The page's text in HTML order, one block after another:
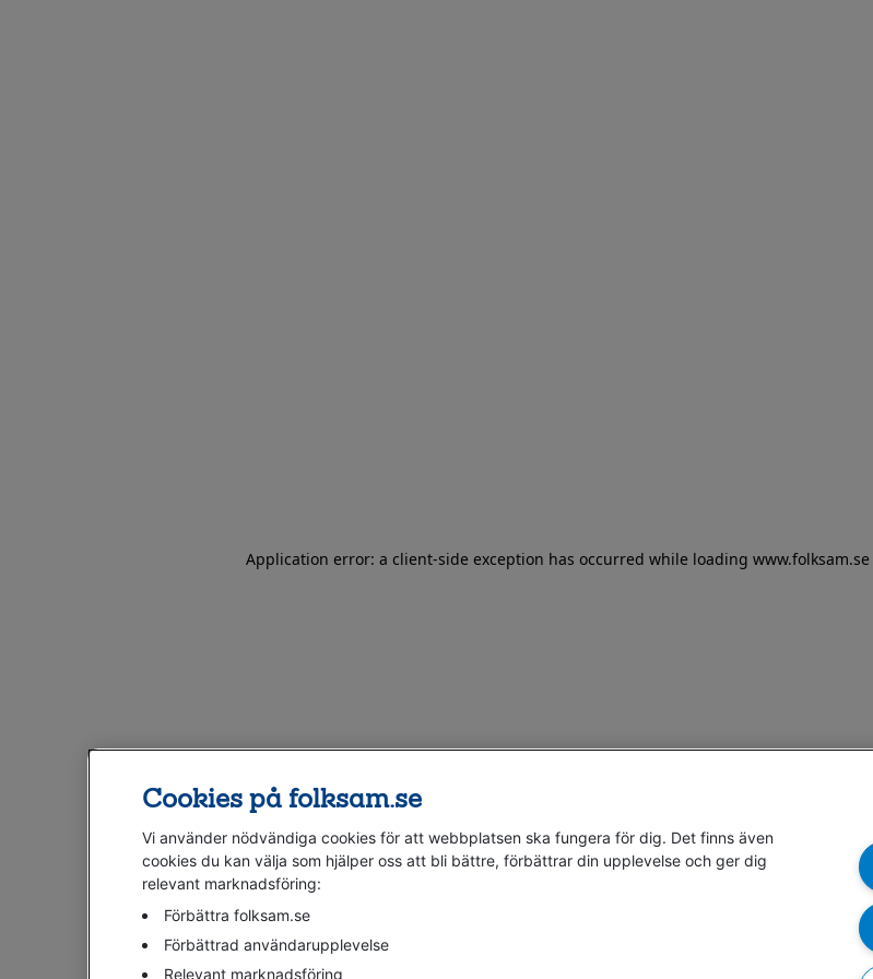
Application error: a client-side exception has occurred while loading www.folksam.se
Cookies på folksam.se
Vi använder nödvändiga cookies för att webbplatsen ska fungera för dig. Det finns även
cookies du kan välja som hjälper oss att bli bättre, förbättrar din upplevelse och ger dig
relevant marknadsföring:
Förbättra folksam.se
Förbättrad användarupplevelse
Relevant marknadsföring